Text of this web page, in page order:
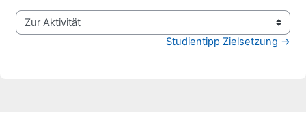
Zur Aktivität
Studientipp Zielsetzung →